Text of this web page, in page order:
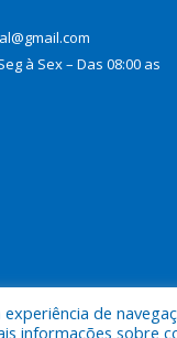
à Sex – Das 08:00 as
a Prefeitura
de
informações sobre